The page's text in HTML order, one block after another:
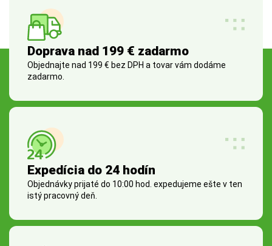
Doprava nad 199 € zadarmo
Objednajte nad 199 € bez DPH a tovar vám dodáme
zadarmo.
Expedícia do 24 hodín
Objednávky prijaté do 10:00 hod. expedujeme ešte v ten
istý pracovný deň.